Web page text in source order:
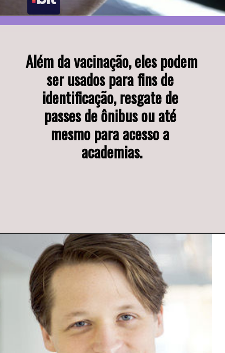
Além da vacinação, eles podem
ser usados para fins de
identificação, resgate de
passes de ônibus ou até
mesmo para acesso a
academias.